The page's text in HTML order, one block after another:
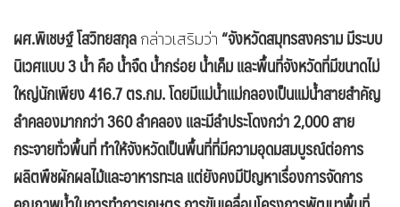
ผศ.พิเชษฐ์ โสวิทยสกุลกล่าวเสริมว่า“จังหวัดสมุทรสงคราม มีระบบ
นิเวศแบบ 3 น้ำ คือ น้ำจืด น้ำกร่อย น้ำเค็ม และพื้นที่จังหวัดที่มีขนาดไม่
ใหญ่นักเพียง 416.7 ตร.กม. โดยมีแม่น้ำแม่กลองเป็นแม่น้ำสายสำคัญ
ลำคลองมากกว่า 360 ลำคลอง และมีลำประโดงกว่า 2,000 สาย
กระจายทั่วพื้นที่ ทำให้จังหวัดเป็นพื้นที่ที่มีความอุดมสมบูรณ์ต่อการ
ผลิตพืชผักผลไม้และอาหารทะเล แต่ยังคงมีปัญหาเรื่องการจัดการ